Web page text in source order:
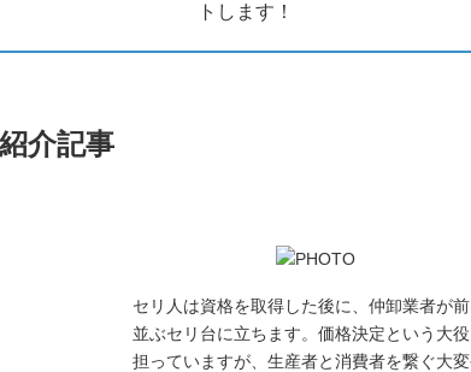
まずは一歩踏み出してみませんか。
トします！
介記事
セリ人は資格を取得した後に、仲卸業者が前
並ぶセリ台に立ちます。価格決定という大
担っていますが、生産者と消費者を繋ぐ大